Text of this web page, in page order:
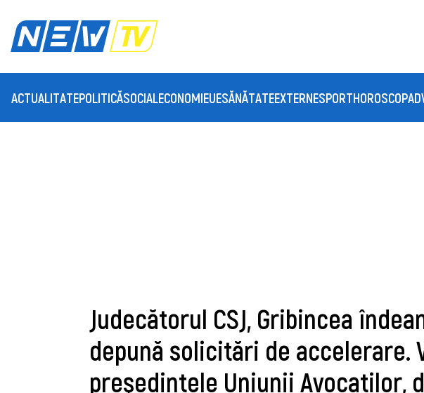
ACTUALITATEPOLITICĂSOCIAL ECONOMIEUESĂNĂTATEEXTERNESPORTHOROSCOP
Judecătorul CSJ, Gribincea
depună solicitări de accelerare.
preşedintele Uniunii Avocaţilor,